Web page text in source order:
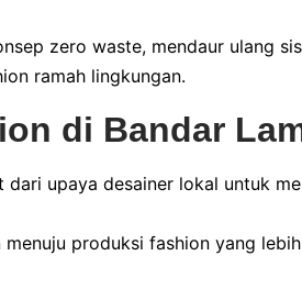
zero waste, mendaur ulang
ramah lingkungan.
di Bandar
dari upaya desainer lokal untuk
menuju produksi fashion yang